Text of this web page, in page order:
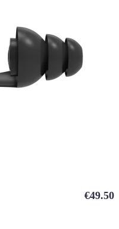
€49.50